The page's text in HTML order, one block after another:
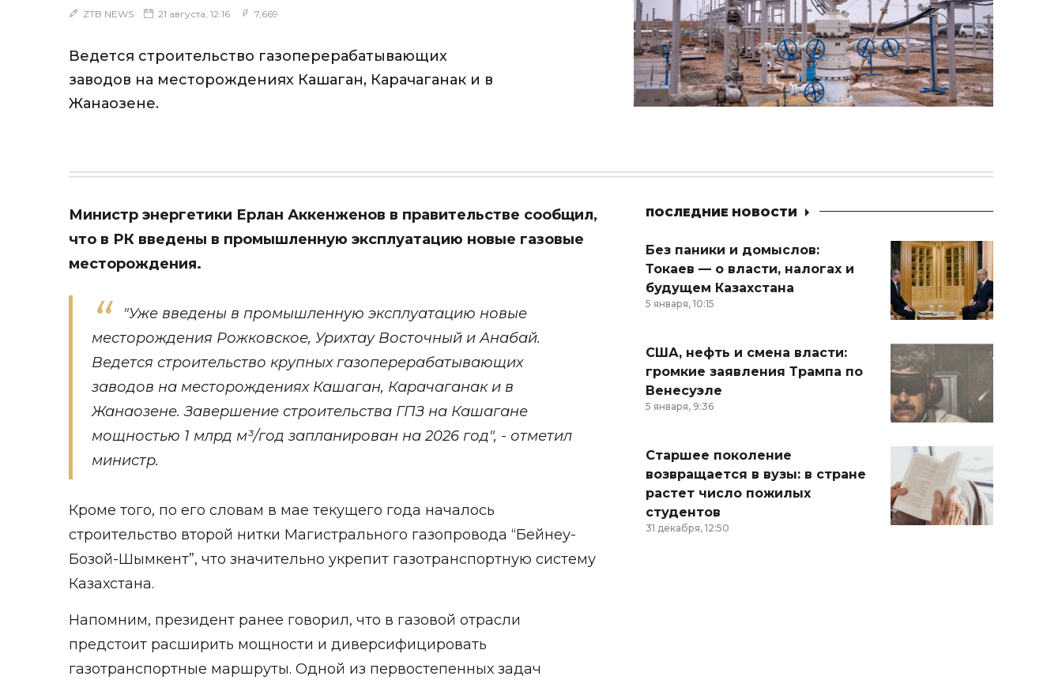
ZTB NEWS 21 августа, 12:16 7,669
Ведется строительство газоперерабатывающих
заводов на месторождениях Кашаган, Карачаганак и в
Жанаозене.
Министр энергетики Ерлан Аккенженов в правительстве сообщил,
что в РК введены в промышленную эксплуатацию новые газовые
месторождения.
"Уже введены в промышленную эксплуатацию новые
месторождения Рожковское, Урихтау Восточный и Анабай.
Ведется строительство крупных газоперерабатывающих
заводов на месторождениях Кашаган, Карачаганак и в
Жанаозене. Завершение строительства ГПЗ на Кашагане
мощностью 1 млрд м³/год запланирован на 2026 год", - отметил
министр.
Кроме того, по его словам в мае текущего года началось
строительство второй нитки Магистрального газопровода “Бейнеу-
Бозой-Шымкент”, что значительно укрепит газотранспортную систему
Казахстана.
Напомним, президент ранее говорил, что в газовой отрасли
предстоит расширить мощности и диверсифицировать
газотранспортные маршруты. Одной из первостепенных задач
ПОСЛЕДНИЕ НОВОСТИ
Без паники и домыслов:
Токаев — о власти, налогах и
будущем Казахстана
5 января, 10:15
США, нефть и смена власти:
громкие заявления Трампа по
Венесуэле
5 января, 9:36
Старшее поколение
возвращается в вузы: в стране
растет число пожилых
студентов
31 декабря, 12:50